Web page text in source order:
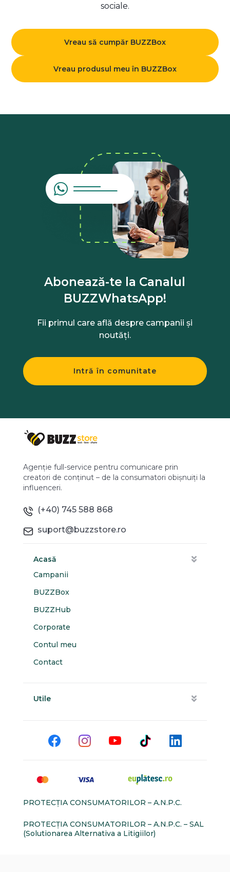
sociale.
Vreau să cumpăr BUZZBox
Vreau produsul meu în BUZZBox
Abonează-te la Canalul
BUZZWhatsApp!
Fii primul care află despre campanii și
noutăți.
Intră în comunitate
Agenție full-service pentru comunicare prin
creatori de conținut – de la consumatori obișnuiți la
influenceri.
(+40) 745 588 868
suport@buzzstore.ro
Acasă
Campanii
BUZZBox
BUZZHub
Corporate
Contul meu
Contact
Utile
PROTECŢIA CONSUMATORILOR – A.N.P.C.
PROTECŢIA CONSUMATORILOR – A.N.P.C. – SAL
(Solutionarea Alternativa a Litigiilor)